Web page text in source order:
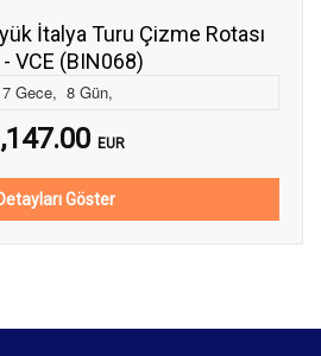
İtalya Turu Çizme Rotası
- VCE (BIN068)
7 Gece, 8 Gün,
EUR
Göster